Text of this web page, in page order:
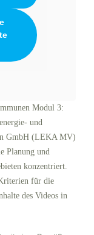
Modul 3:
und
GmbH (LEKA MV)
Planung und
konzentriert.
für die
des Videos in